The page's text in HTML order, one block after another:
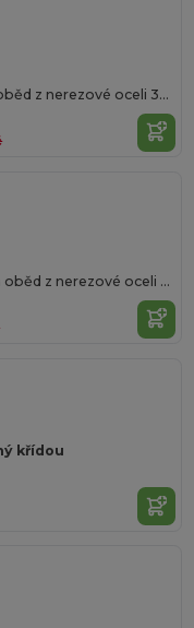
BRENA Krabička na oběd z nerezové oceli 304 s bezpečnostním zamykacím systémem s postranními přezkami
KORLAN Krabička na oběd z nerezové oceli 304 s bambusovým víčkem a polyesterovým bezpečnostním páskem
křídou